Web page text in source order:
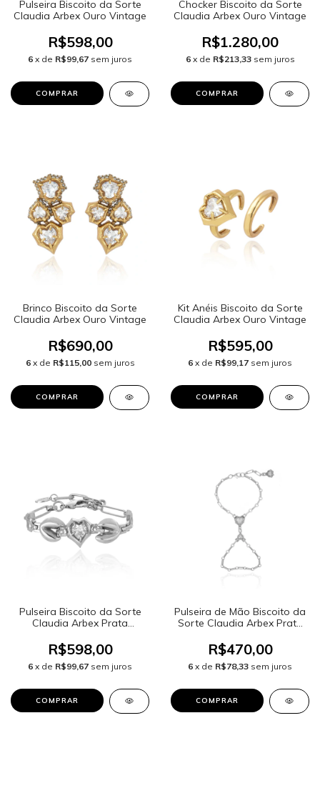
Pulseira Biscoito da Sorte
Claudia Arbex Ouro Vintage
R$598,00
6 x de R$99,67 sem juros
Chocker Biscoito da Sorte
Claudia Arbex Ouro Vintage
R$1.280,00
6 x de R$213,33 sem juros
Brinco Biscoito da Sorte
Claudia Arbex Ouro Vintage
R$690,00
6 x de R$115,00 sem juros
Kit Anéis Biscoito da Sorte
Claudia Arbex Ouro Vintage
R$595,00
6 x de R$99,17 sem juros
Pulseira Biscoito da Sorte
Claudia Arbex Prata
R$598,00
6 x de R$99,67 sem juros
Pulseira de Mão Biscoito da
Sorte Claudia Arbex Prata
R$470,00
6 x de R$78,33 sem juros